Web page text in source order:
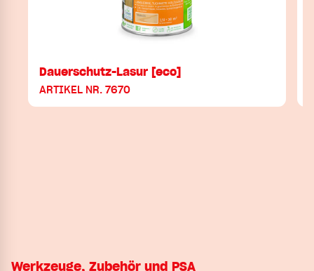
Dauerschutz-Lasur [eco]
ARTIKEL NR. 7670
Werkzeuge, Zubehör und PSA